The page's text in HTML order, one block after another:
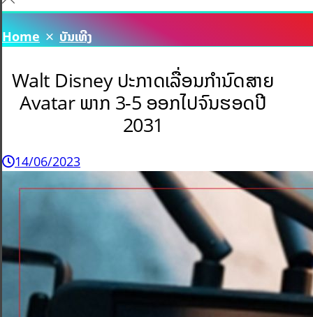
Home ບັນເທີງ
Walt Disney ປະກາດເລື່ອນກຳນົດສາຍ
Avatar ພາກ 3-5 ອອກໄປຈົນຮອດປີ
2031
14/06/2023